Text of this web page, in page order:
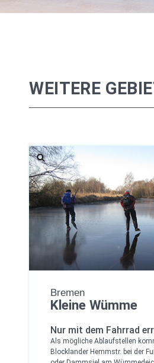
WEITERE
Bremen
Kleine Wümme
Nur mit dem Fahrrad
Als mögliche Ablaufstellen
Blocklander Hemmstr. bei der